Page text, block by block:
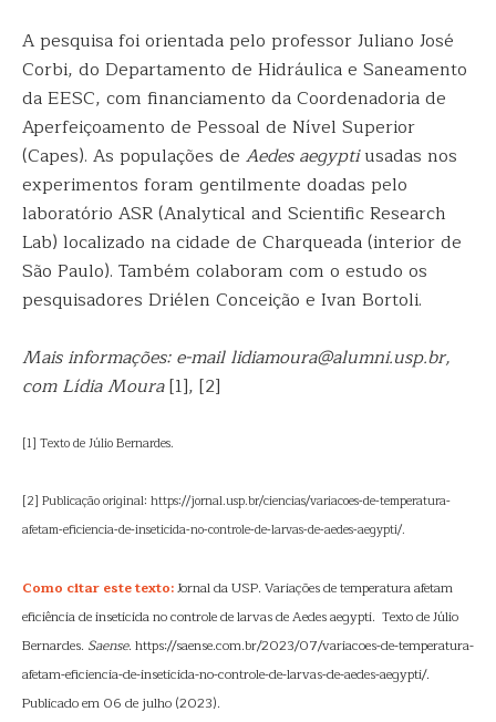
A pesquisa foi orientada pelo professor Juliano José
Corbi, do Departamento de Hidráulica e Saneamento
da EESC, com financiamento da Coordenadoria de
Aperfeiçoamento de Pessoal de Nível Superior
(Capes). As populações de Aedes aegyptiusadas nos
experimentos foram gentilmente doadas pelo
laboratório ASR (Analytical and Scientific Research
Lab) localizado na cidade de Charqueada (interior de
São Paulo). Também colaboram com o estudo os
pesquisadores Driélen Conceição e Ivan Bortoli.
Mais informações: e-mail lidiamoura@alumni.usp.br,
com Lídia Moura[1], [2]
[1] Texto de Júlio Bernardes.
[2] Publicação original: https://jornal.usp.br/ciencias/variacoes-de-temperatura-
afetam-eficiencia-de-inseticida-no-controle-de-larvas-de-aedes-aegypti/.
Como citar este texto:Jornal da USP. Variações de temperatura afetam
eficiência de inseticida no controle de larvas de Aedes aegypti. Texto de Júlio
Bernardes. Saense. https://saense.com.br/2023/07/variacoes-de-temperatura-
afetam-eficiencia-de-inseticida-no-controle-de-larvas-de-aedes-aegypti/.
Publicado em 06 de julho (2023).